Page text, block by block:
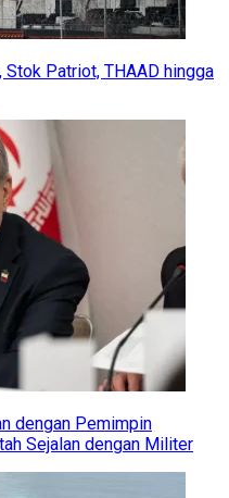
Stok Patriot, THAAD hingga
dengan Pemimpin
Sejalan dengan Militer